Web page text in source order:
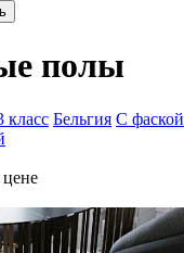
полы
класс Бельгия С фаской
цене